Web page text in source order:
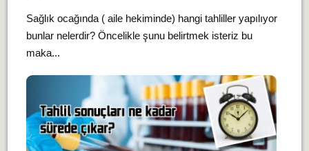
Sağlık ocağında ( aile hekiminde) hangi tahliller yapılıyor
bunlar nelerdir? Öncelikle şunu belirtmek isteriz bu
maka...